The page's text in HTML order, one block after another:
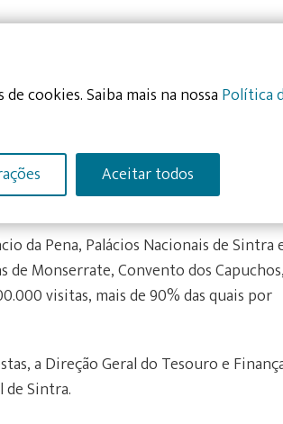
exclusivamente públicos, criada em
como Património da Humanidade. A
salvaguarda e valorização da Paisagem
propriedades na zona. Não
património que gere são asseguradas
eventos.
da Pena, Palácios Nacionais de Sintra
de Monserrate, Convento dos
visitas, mais de 90% das quais por
a Direção Geral do Tesouro e
de Sintra.
cookies. Saiba mais na nossaPolítica
Aceitar todos